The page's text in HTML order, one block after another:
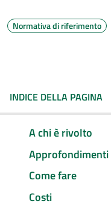
Normativa di riferimento
INDICE DELLA PAGINA
A chi è rivolto
Approfondimenti
Come fare
Costi